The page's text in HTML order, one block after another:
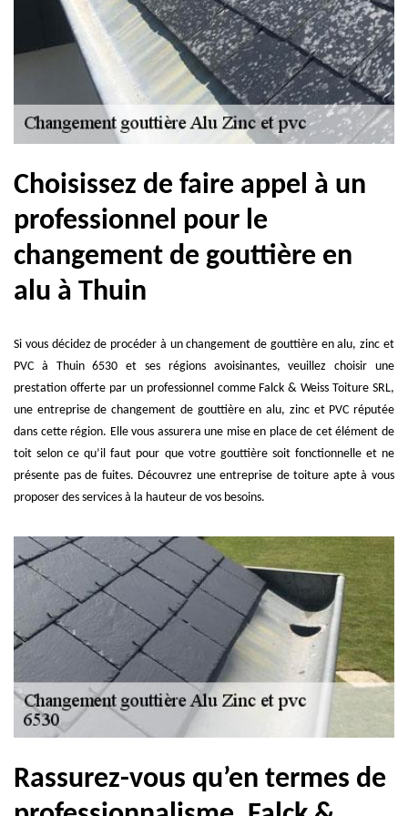
Choisissez de faire appel à un
professionnel pour le
changement de gouttière en
alu à Thuin
Si vous décidez de procéder à un changement de gouttière en alu, zinc et
PVC à Thuin 6530 et ses régions avoisinantes, veuillez choisir une
prestation offerte par un professionnel comme Falck & Weiss Toiture SRL,
une entreprise de changement de gouttière en alu, zinc et PVC réputée
dans cette région. Elle vous assurera une mise en place de cet élément de
toit selon ce qu’il faut pour que votre gouttière soit fonctionnelle et ne
présente pas de fuites. Découvrez une entreprise de toiture apte à vous
proposer des services à la hauteur de vos besoins.
Rassurez-vous qu’en termes de